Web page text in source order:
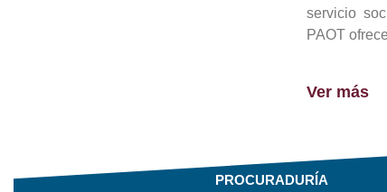
servicio
PAOT
Ver más
PROCURADURÍA